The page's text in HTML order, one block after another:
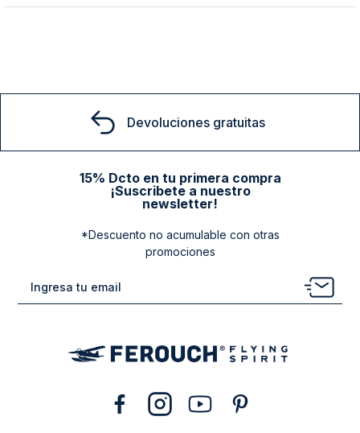
Devoluciones gratuitas
15% Dcto en tu primera compra
¡Suscribete a nuestro
newsletter!
*Descuento no acumulable con otras
promociones